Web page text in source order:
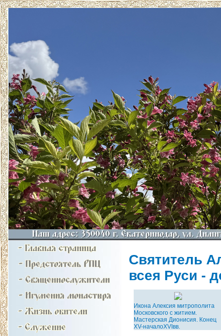
Святитель
всея Руси -
Икона Алексия митрополита
Московского с житием.
Мастерская Дионисия. Конец
XV-началоXVIвв.